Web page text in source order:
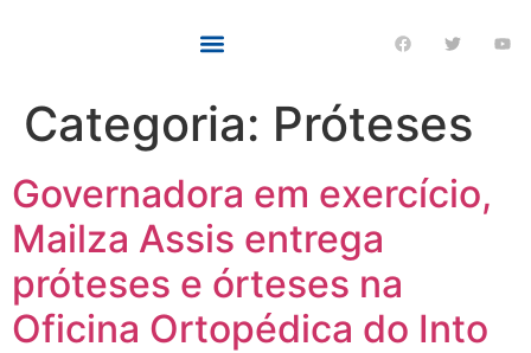
Categoria: Próteses
Governadora em exercício,
Mailza Assis entrega
próteses e órteses na
Oficina Ortopédica do Into